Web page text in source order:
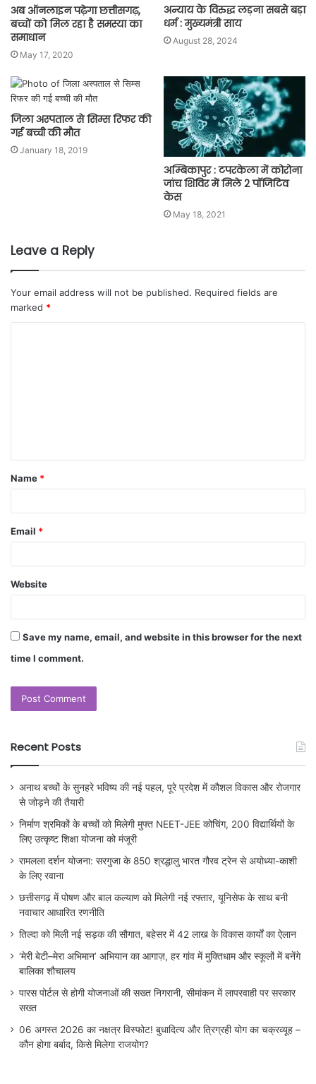
अब ऑनलाइन पढ़ेगा छत्तीसगढ़,
बच्चों को मिल रहा है समस्या का
समाधान
May 17, 2020
अन्याय के विरुद्ध लड़ना सबसे बड़ा
धर्म : मुख्यमंत्री साय
August 28, 2024
जिला अस्पताल से सिम्स रिफर की
गई बच्ची की मौत
January 18, 2019
अम्बिकापुर : टपरकेला में कोरोना
जांच शिविर में मिले 2 पॉजिटिव
केस
May 18, 2021
Leave a Reply
Your email address will not be published. Required fields are
marked *
Name *
Email *
Website
Save my name, email, and website in this browser for the next
time I comment.
Recent Posts
अनाथ बच्चों के सुनहरे भविष्य की नई पहल, पूरे प्रदेश में कौशल विकास और रोजगार
से जोड़ने की तैयारी
निर्माण श्रमिकों के बच्चों को मिलेगी मुफ्त NEET-JEE कोचिंग, 200 विद्यार्थियों के
लिए उत्कृष्ट शिक्षा योजना को मंजूरी
रामलला दर्शन योजना: सरगुजा के 850 श्रद्धालु भारत गौरव ट्रेन से अयोध्या-काशी
के लिए रवाना
छत्तीसगढ़ में पोषण और बाल कल्याण को मिलेगी नई रफ्तार, यूनिसेफ के साथ बनी
नवाचार आधारित रणनीति
तिल्दा को मिली नई सड़क की सौगात, बहेसर में 42 लाख के विकास कार्यों का ऐलान
‘मेरी बेटी–मेरा अभिमान’ अभियान का आगाज़, हर गांव में मुक्तिधाम और स्कूलों में बनेंगे
बालिका शौचालय
पारस पोर्टल से होगी योजनाओं की सख्त निगरानी, सीमांकन में लापरवाही पर सरकार
सख्त
06 अगस्त 2026 का नक्षत्र विस्फोट! बुधादित्य और त्रिग्रही योग का चक्रव्यूह –
कौन होगा बर्बाद, किसे मिलेगा राजयोग?